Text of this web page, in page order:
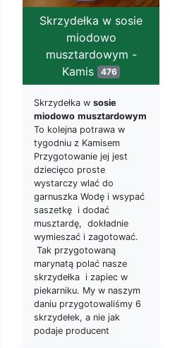
Skrzydełka w sosie
miodowo
musztardowym -
Kamis
476
Skrzydełka w sosie
miodowo musztardowym
To kolejna potrawa w
tygodniu z Kamisem
Przygotowanie jej jest
dziecięco proste
wystarczy wlać do
garnuszka Wodę i wsypać
saszetkę i dodać
musztardę, dokładnie
wymieszać i zagotować.
Tak przygotowaną
marynatą polać nasze
skrzydełka i zapiec w
piekarniku. My w naszym
daniu przygotowaliśmy 6
skrzydełek, a nie jak
podaje producent